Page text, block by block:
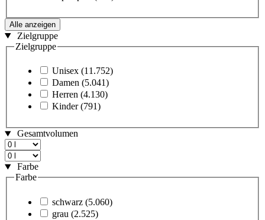
Alle anzeigen
Zielgruppe
Zielgruppe
Unisex (11.752)
Damen (5.041)
Herren (4.130)
Kinder (791)
Gesamtvolumen
Farbe
Farbe
schwarz (5.060)
grau (2.525)